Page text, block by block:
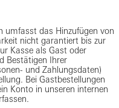
umfasst das Hinzufügen von
nicht garantiert bis zur
Kasse als Gast oder
Bestätigen Ihrer
und Zahlungsdaten)
Bei Gastbestellungen
Konto in unseren internen